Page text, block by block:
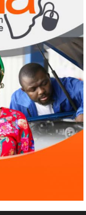
de la tech
livres… avant de
marchent des
leurs enfants de la